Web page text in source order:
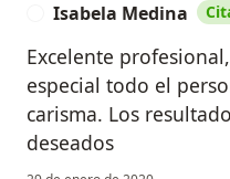
Isabela Medina
Excelente
especial todo el
carisma. Los
deseados